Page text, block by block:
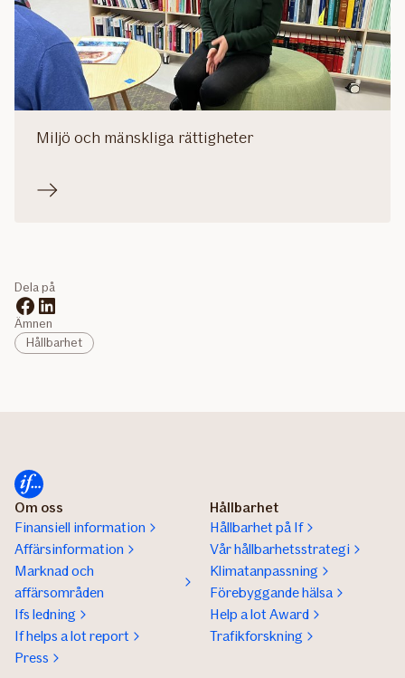
Miljö och mänskliga rättigheter
Dela på
Ämnen
Hållbarhet
Om oss
Finansiell information
Affärsinformation
Marknad och
affärsområden
Ifs ledning
If helps a lot report
Press
Hållbarhet
Hållbarhet på If
Vår hållbarhetsstrategi
Klimatanpassning
Förebyggande hälsa
Help a lot Award
Trafikforskning